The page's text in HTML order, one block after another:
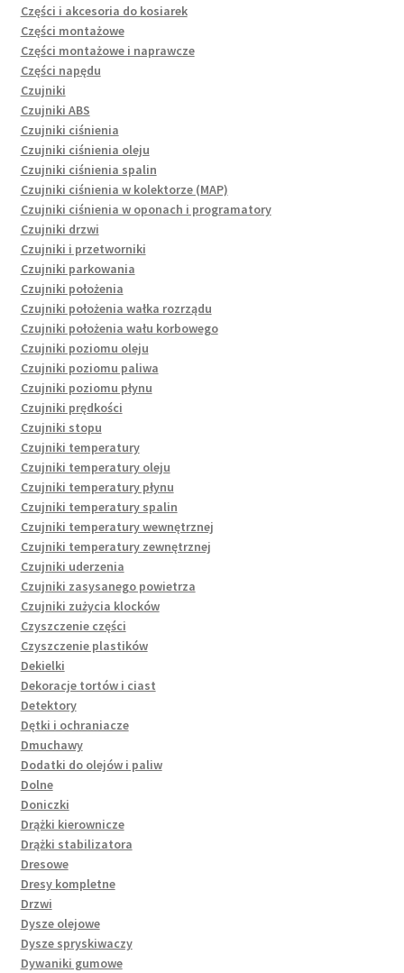
Części i akcesoria do kosiarek
Części montażowe
Części montażowe i naprawcze
Części napędu
Czujniki
Czujniki ABS
Czujniki ciśnienia
Czujniki ciśnienia oleju
Czujniki ciśnienia spalin
Czujniki ciśnienia w kolektorze (MAP)
Czujniki ciśnienia w oponach i programatory
Czujniki drzwi
Czujniki i przetworniki
Czujniki parkowania
Czujniki położenia
Czujniki położenia wałka rozrządu
Czujniki położenia wału korbowego
Czujniki poziomu oleju
Czujniki poziomu paliwa
Czujniki poziomu płynu
Czujniki prędkości
Czujniki stopu
Czujniki temperatury
Czujniki temperatury oleju
Czujniki temperatury płynu
Czujniki temperatury spalin
Czujniki temperatury wewnętrznej
Czujniki temperatury zewnętrznej
Czujniki uderzenia
Czujniki zasysanego powietrza
Czujniki zużycia klocków
Czyszczenie części
Czyszczenie plastików
Dekielki
Dekoracje tortów i ciast
Detektory
Dętki i ochraniacze
Dmuchawy
Dodatki do olejów i paliw
Dolne
Doniczki
Drążki kierownicze
Drążki stabilizatora
Dresowe
Dresy kompletne
Drzwi
Dysze olejowe
Dysze spryskiwaczy
Dywaniki gumowe